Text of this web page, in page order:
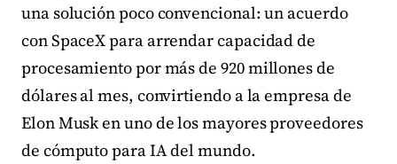
una solución poco convencional: un acuerdo
con SpaceX para arrendar capacidad de
procesamiento por más de 920 millones de
dólares al mes, convirtiendo a la empresa de
Elon Musk en uno de los mayores proveedores
de cómputo para IA del mundo.